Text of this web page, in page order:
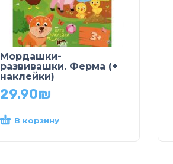
Мордашки-
развивашки. Ферма (+
наклейки)
29.90₪
В корзину